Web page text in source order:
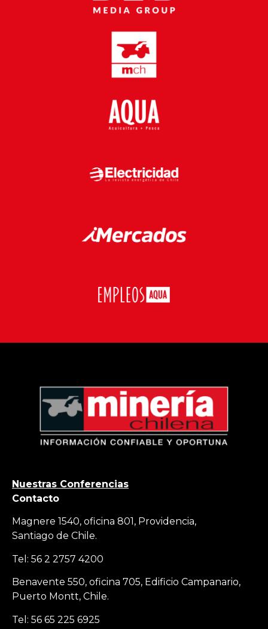
Nuestras Conferencias
Contacto
Magnere 1540, oficina 801, Providencia,
Santiago de Chile.
Tel: 56 2 2757 4200
Benavente 550, oficina 705, Edificio Campanario,
Puerto Montt, Chile.
Tel: 56 65 225 6925